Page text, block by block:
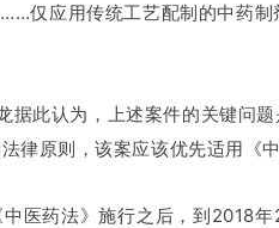
仅应用传统工艺配制的中药
据此认为，上述案件的关键问
律原则，该案应该优先适用《
医药法》施行之后，到2018